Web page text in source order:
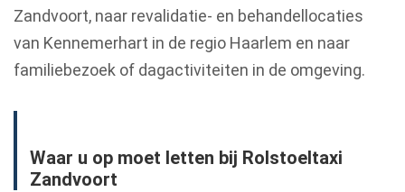
Zandvoort, naar revalidatie- en behandellocaties
van Kennemerhart in de regio Haarlem en naar
familiebezoek of dagactiviteiten in de omgeving.
Waar u op moet letten bij Rolstoeltaxi
Zandvoort